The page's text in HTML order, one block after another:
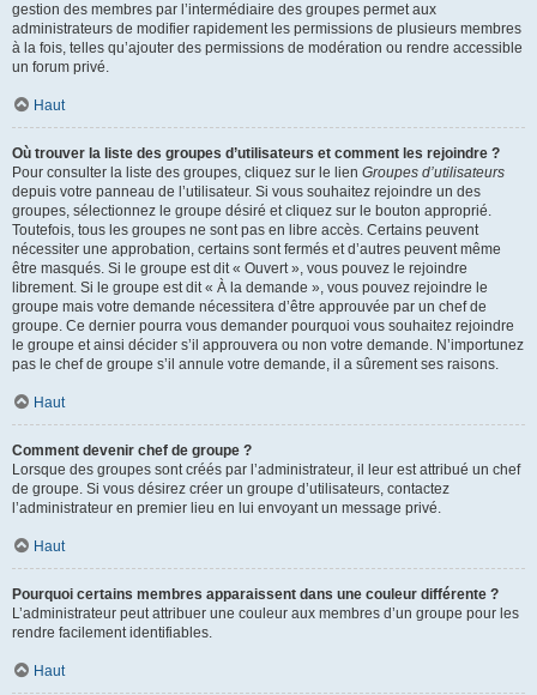
gestion des membres par l’intermédiaire des groupes permet aux
administrateurs de modifier rapidement les permissions de plusieurs membres
à la fois, telles qu’ajouter des permissions de modération ou rendre accessible
un forum privé.
Haut
Où trouver la liste des groupes d’utilisateurs et comment les rejoindre ?
Pour consulter la liste des groupes, cliquez sur le lien Groupes d’utilisateurs
depuis votre panneau de l’utilisateur. Si vous souhaitez rejoindre un des
groupes, sélectionnez le groupe désiré et cliquez sur le bouton approprié.
Toutefois, tous les groupes ne sont pas en libre accès. Certains peuvent
nécessiter une approbation, certains sont fermés et d’autres peuvent même
être masqués. Si le groupe est dit « Ouvert », vous pouvez le rejoindre
librement. Si le groupe est dit « À la demande », vous pouvez rejoindre le
groupe mais votre demande nécessitera d’être approuvée par un chef de
groupe. Ce dernier pourra vous demander pourquoi vous souhaitez rejoindre
le groupe et ainsi décider s’il approuvera ou non votre demande. N’importunez
pas le chef de groupe s’il annule votre demande, il a sûrement ses raisons.
Haut
Comment devenir chef de groupe ?
Lorsque des groupes sont créés par l’administrateur, il leur est attribué un chef
de groupe. Si vous désirez créer un groupe d’utilisateurs, contactez
l’administrateur en premier lieu en lui envoyant un message privé.
Haut
Pourquoi certains membres apparaissent dans une couleur différente ?
L’administrateur peut attribuer une couleur aux membres d’un groupe pour les
rendre facilement identifiables.
Haut